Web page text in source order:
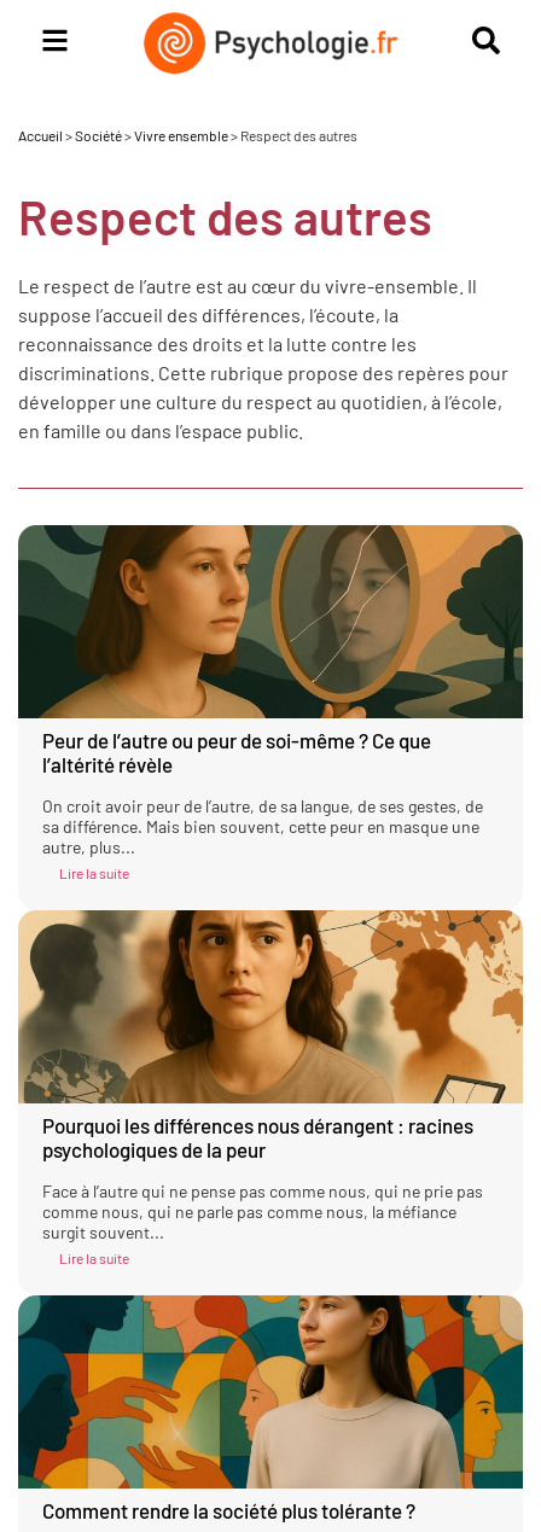
Accueil >Société>Vivre ensemble> Respect des autres
Respect des autres
Le respect de l’autre est au cœur du vivre-ensemble. Il
suppose l’accueil des différences, l’écoute, la
reconnaissance des droits et la lutte contre les
discriminations. Cette rubrique propose des repères pour
développer une culture du respect au quotidien, à l’école,
en famille ou dans l’espace public.
Peur de l’autre ou peur de soi-même ? Ce que
l’altérité révèle
On croit avoir peur de l’autre, de sa langue, de ses gestes, de
sa différence. Mais bien souvent, cette peur en masque une
autre, plus...
Lire la suite
Pourquoi les différences nous dérangent : racines
psychologiques de la peur
Face à l’autre qui ne pense pas comme nous, qui ne prie pas
comme nous, qui ne parle pas comme nous, la méfiance
surgit souvent...
Lire la suite
Comment rendre la société plus tolérante ?